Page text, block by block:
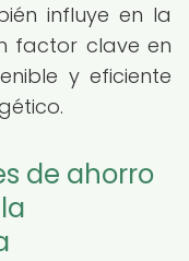
influye en la
factor clave en
y eficiente
de ahorro